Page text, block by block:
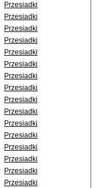
Przesiadki
Przesiadki
Przesiadki
Przesiadki
Przesiadki
Przesiadki
Przesiadki
Przesiadki
Przesiadki
Przesiadki
Przesiadki
Przesiadki
Przesiadki
Przesiadki
Przesiadki
Przesiadki